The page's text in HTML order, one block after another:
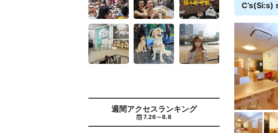
週間アクセスランキング
7.26～8.8
C’s(Si:s)